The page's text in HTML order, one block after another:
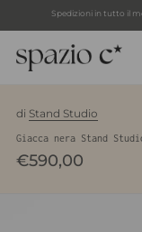
Spedizioni in tutto il
di Stand Studio
Giacca nera Stand
€590,00